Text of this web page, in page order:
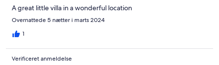
A great little villa in a wonderful location
Overnattede 5 nætter i marts 2024
1
Verificeret anmeldelse